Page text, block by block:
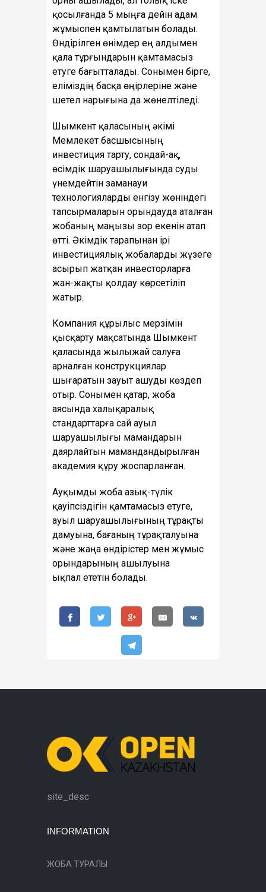
қосылғанда 5 мыңға дейін адам
жұмыспен қамтылатын болады.
Өндірілген өнімдер ең алдымен
қала тұрғындарын қамтамасыз
етуге бағытталады. Сонымен бірге,
еліміздің басқа өңірлеріне және
шетел нарығына да жөнелтіледі.
Шымкент қаласының әкімі
Мемлекет басшысының
инвестиция тарту, сондай-ақ,
өсімдік шаруашылығында суды
үнемдейтін заманауи
технологияларды енгізу жөніндегі
тапсырмаларын орындауда аталған
жобаның маңызы зор екенін атап
өтті. Әкімдік тарапынан ірі
инвестициялық жобаларды жүзеге
асырып жатқан инвесторларға
жан-жақты қолдау көрсетіліп
жатыр.
Компания құрылыс мерзімін
қысқарту мақсатында Шымкент
қаласында жылыжай салуға
арналған конструкциялар
шығаратын зауыт ашуды көздеп
отыр. Сонымен қатар, жоба
аясында халықаралық
стандарттарға сай ауыл
шаруашылығы мамандарын
даярлайтын мамандандырылған
академия құру жоспарланған.
Ауқымды жоба азық-түлік
қауіпсіздігін қамтамасыз етуге,
ауыл шаруашылығының тұрақты
дамуына, бағаның тұрақталуына
және жаңа өндірістер мен жұмыс
орындарының ашылуына
ықпал ететін болады.
site_desc
INFORMATION
ЖОБА ТУРАЛЫ